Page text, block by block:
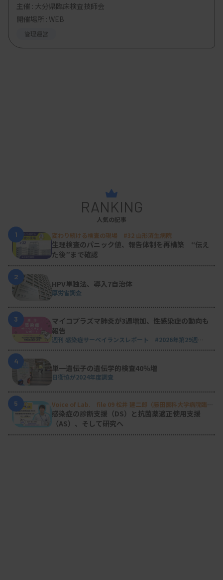
主催 : 大分県臨床検査技師会
開催場所 : WEB
管理運営
RANKING
人気の記事
1
変わり続ける検査の現場 #32 山形済生病院
生理検査のパニック値、報告体制を再構築 “伝え
た後”まで確認
2
HPV単独法、導入7自治体
厚労省調査
3
マイコプラズマ肺炎が3週増加、性感染症の動向も
報告
週刊 感染症サーベイランスレポート #2026年第29週
（2026.7.13 - 7.19）
4
単一遺伝子の遺伝学的検査40％増
日衛協が2024年度調査
5
Voice of Lab. file 09 松井 建二郎（藤田医科大学病院臨床
検査部微生物遺伝子検査室）
感染症の診断支援（DS）と抗菌薬適正使用支援
（AS）、そして研究へ